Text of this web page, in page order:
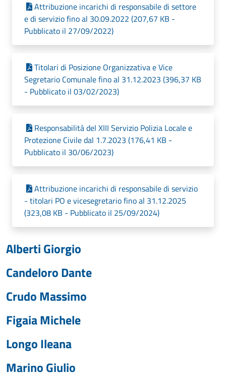
Attribuzione incarichi di responsabile di settore
e di servizio fino al 30.09.2022 (207,67 KB -
Pubblicato il 27/09/2022)
Titolari di Posizione Organizzativa e Vice
Segretario Comunale fino al 31.12.2023 (396,37 KB
- Pubblicato il 03/02/2023)
Responsabilità del XIII Servizio Polizia Locale e
Protezione Civile dal 1.7.2023 (176,41 KB -
Pubblicato il 30/06/2023)
Attribuzione incarichi di responsabile di servizio
- titolari PO e vicesegretario fino al 31.12.2025
(323,08 KB - Pubblicato il 25/09/2024)
Alberti Giorgio
Candeloro Dante
Crudo Massimo
Figaia Michele
Longo Ileana
Marino Giulio